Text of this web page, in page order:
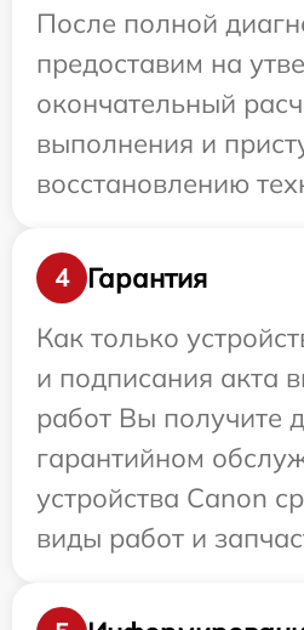
После полной
предоставим на
окончательный
выполнения и
восстановлению
4
Гарантия
Как только
и подписания акта
работ Вы получите
гарантийном
устройства Canon
виды работ и